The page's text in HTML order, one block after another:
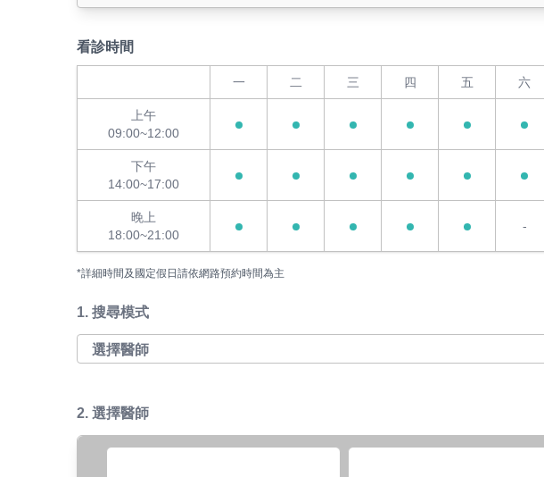
看診時間
一 二 三 四 五 六
上午
09:00~12:00
下午
14:00~17:00
晚上
18:00~21:00
-
*詳細時間及國定假日請依網路預約時間為主
1. 搜尋模式
2. 選擇醫師